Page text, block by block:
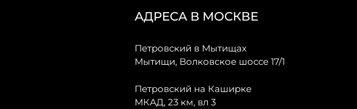
АДРЕСА В МОСКВЕ
Петровский в Мытищах
Мытищи, Волковское шоссе 17/1
Петровский на Каширке
МКАД, 23 км, вл 3